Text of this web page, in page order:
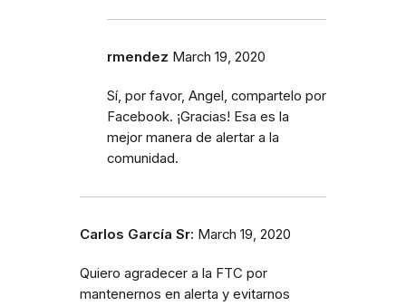
rmendez March 19, 2020
Sí, por favor, Angel, compartelo por
Facebook. ¡Gracias! Esa es la
mejor manera de alertar a la
comunidad.
Carlos García Sr: March 19, 2020
Quiero agradecer a la FTC por
mantenernos en alerta y evitarnos